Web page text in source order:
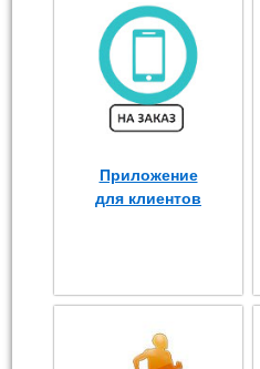
Приложение
для клиентов